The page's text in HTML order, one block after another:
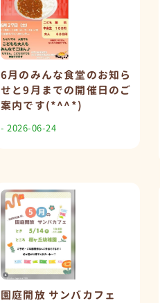
6月のみんな食堂のお知ら
せと9月までの開催日のご
案内です(*^^*)
- 2026-06-24
園庭開放 サンバカフェ